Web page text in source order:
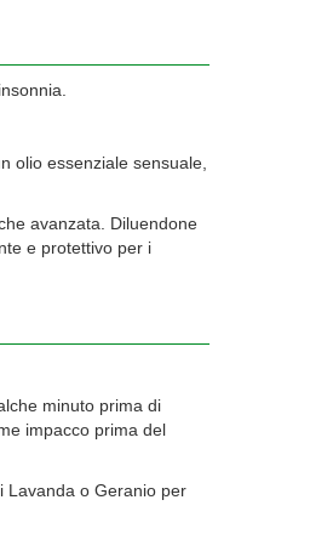
olio essenziale sensuale,
avanzata. Diluendone
e protettivo per i
minuto prima di
impacco prima del
Lavanda o Geranio per